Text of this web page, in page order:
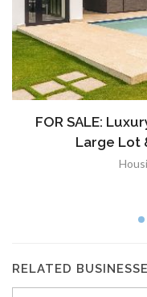
FOR SALE:
Large Lot
RELATED